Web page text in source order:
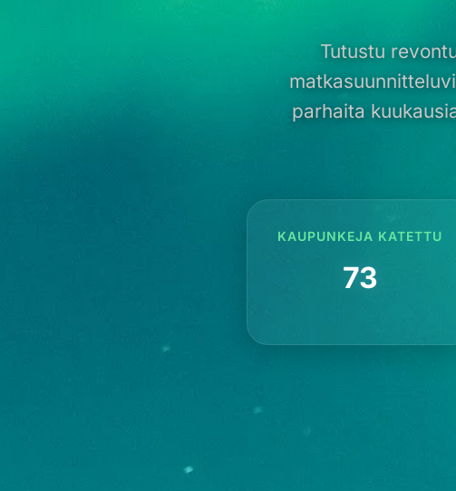
Tutustu
parhaita
KAUPUNKEJA KATETTU
73